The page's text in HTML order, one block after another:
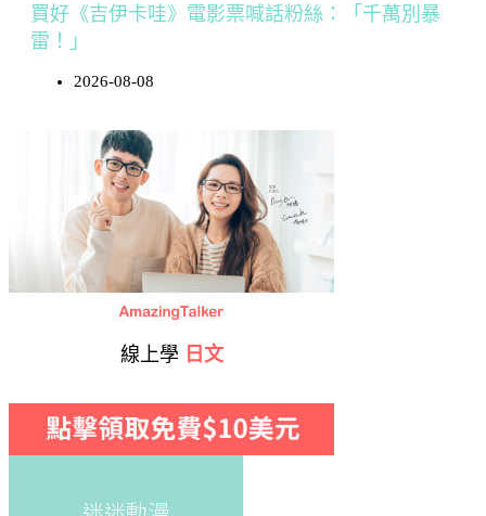
買好《吉伊卡哇》電影票喊話粉絲：「千萬別暴
雷！」
2026-08-08
線上學 日文